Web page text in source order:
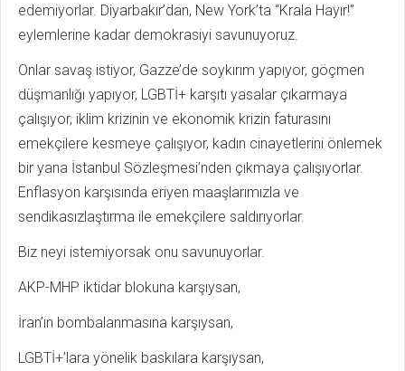
edemiyorlar. Diyarbakır’dan, New York’ta “Krala Hayır!”
eylemlerine kadar demokrasiyi savunuyoruz.
Onlar savaş istiyor, Gazze’de soykırım yapıyor, göçmen
düşmanlığı yapıyor, LGBTİ+ karşıtı yasalar çıkarmaya
çalışıyor, iklim krizinin ve ekonomik krizin faturasını
emekçilere kesmeye çalışıyor, kadın cinayetlerini önlemek
bir yana İstanbul Sözleşmesi’nden çıkmaya çalışıyorlar.
Enflasyon karşısında eriyen maaşlarımızla ve
sendikasızlaştırma ile emekçilere saldırıyorlar.
Biz neyi istemiyorsak onu savunuyorlar.
AKP-MHP iktidar blokuna karşıysan,
İran’ın bombalanmasına karşıysan,
LGBTİ+’lara yönelik baskılara karşıysan,